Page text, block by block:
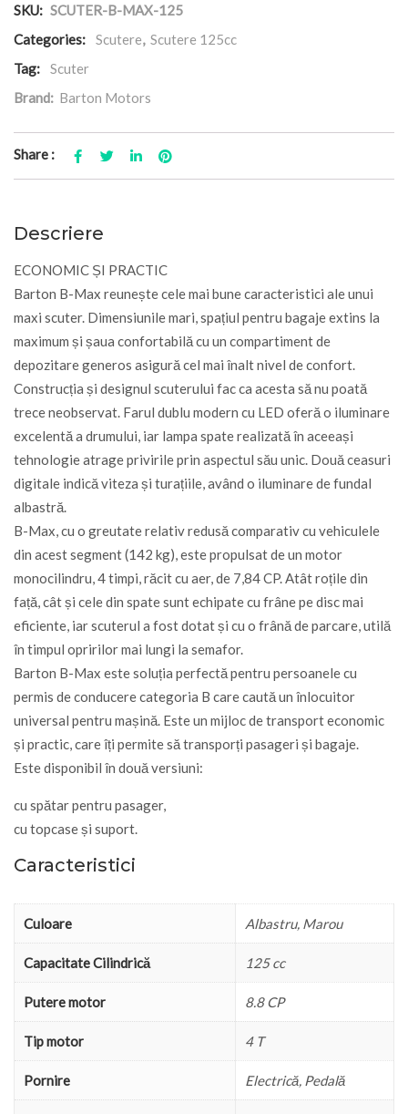
SKU: SCUTER-B-MAX-125
Categories:
Scutere, Scutere 125cc
Tag:
Scuter
Brand: Barton Motors
Share :
Descriere
ECONOMIC ȘI PRACTIC
Barton B-Max reunește cele mai bune caracteristici ale unui
maxi scuter. Dimensiunile mari, spațiul pentru bagaje extins la
maximum și șaua confortabilă cu un compartiment de
depozitare generos asigură cel mai înalt nivel de confort.
Construcția și designul scuterului fac ca acesta să nu poată
trece neobservat. Farul dublu modern cu LED oferă o iluminare
excelentă a drumului, iar lampa spate realizată în aceeași
tehnologie atrage privirile prin aspectul său unic. Două ceasuri
digitale indică viteza și turațiile, având o iluminare de fundal
albastră.
B-Max, cu o greutate relativ redusă comparativ cu vehiculele
din acest segment (142 kg), este propulsat de un motor
monocilindru, 4 timpi, răcit cu aer, de 7,84 CP. Atât roțile din
față, cât și cele din spate sunt echipate cu frâne pe disc mai
eficiente, iar scuterul a fost dotat și cu o frână de parcare, utilă
în timpul opririlor mai lungi la semafor.
Barton B-Max este soluția perfectă pentru persoanele cu
permis de conducere categoria B care caută un înlocuitor
universal pentru mașină. Este un mijloc de transport economic
și practic, care îți permite să transporți pasageri și bagaje.
Este disponibil în două versiuni:
cu spătar pentru pasager,
cu topcase și suport.
Caracteristici
Culoare Albastru, Marou
Capacitate Cilindrică 125 cc
Putere motor 8.8 CP
Tip motor 4 T
Pornire Electrică, Pedală